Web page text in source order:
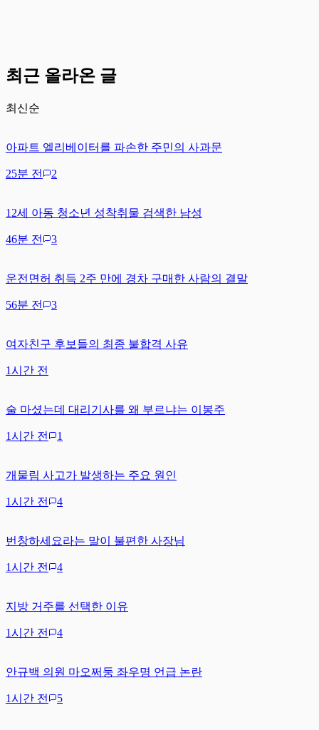
최근 올라온 글
최신순
아파트 엘리베이터를 파손한 주민의 사과문
25분 전 2
12세 아동 청소년 성착취물 검색한 남성
46분 전 3
운전면허 취득 2주 만에 경차 구매한 사람의 결말
56분 전 3
여자친구 후보들의 최종 불합격 사유
1시간 전
술 마셨는데 대리기사를 왜 부르냐는 이봉주
1시간 전 1
개물림 사고가 발생하는 주요 원인
1시간 전 4
번창하세요라는 말이 불편한 사장님
1시간 전 4
지방 거주를 선택한 이유
1시간 전 4
안규백 의원 마오쩌둥 좌우명 언급 논란
1시간 전 5